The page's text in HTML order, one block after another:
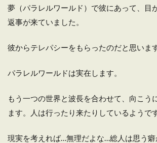
夢（パラレルワールド）で彼にあって、目
返事が来ていました。
彼からテレパシーをもらったのだと思います
パラレルワールドは実在します。
もう一つの世界と波長を合わせて、向こう
ます。人は行ったり来たりしているようです
現実を考えれば…無理だよな…総人は思う